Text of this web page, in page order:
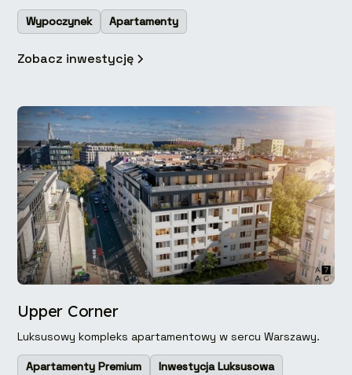
Wypoczynek Apartamenty
Zobacz inwestycję
Upper Corner
Luksusowy kompleks apartamentowy w sercu Warszawy.
Apartamenty Premium
Inwestycja Luksusowa